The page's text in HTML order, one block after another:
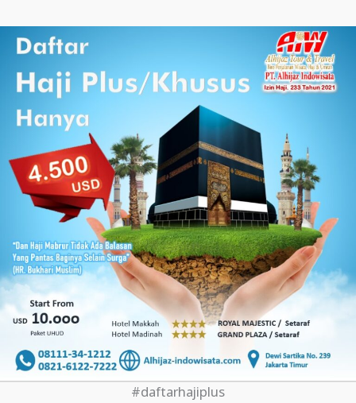
#daftarhajiplus